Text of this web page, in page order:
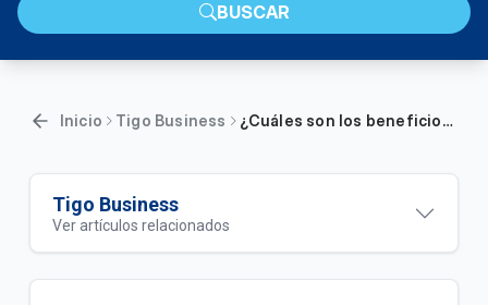
BUSCAR
Inicio Tigo Business ¿Cuáles son los beneficios de tu Combo Corporativo 4.7 Plus+ de Tigo Business? | Empresas
Tigo Business
Ver artículos relacionados
eSIM para su línea móvil Tigo Business | Empresas